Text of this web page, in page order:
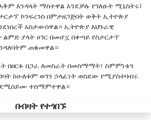
እንዳላት ማስተዋል እንደቻሉ የገለፁት ሚኒስትሩ፤
ኮንፍረንስ በምታዘጋጅበት ወቅት ኢትዮጵያ
አስታውሰዋል። ኢትዮጵያ አህጉራዊ
ልምድ ያላት ሀገር በመሆኗ በቀጣይ የስታርታፕ
ጠቁመዋል።
በዘርፉ በጋራ ለመስራት በመስማማት፣ ስምምነቱን
ከሁለቱም ወገን ኃላፊነት ወስደው የሚያስተባብሩ
ተስማምተዋል።
በብዛት የተጎበኙ